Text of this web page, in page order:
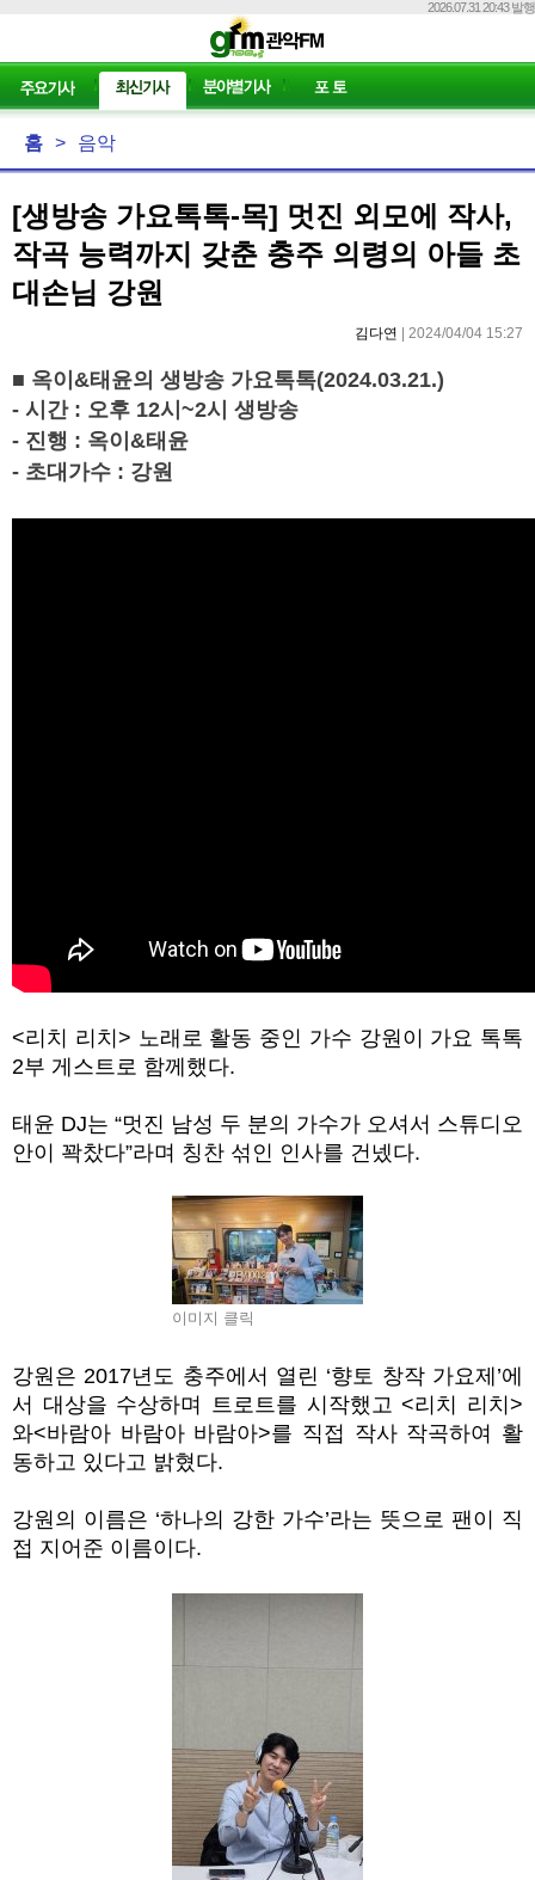
2026.07.31 20:43 발행
홈 > 음악
[생방송 가요톡톡-목] 멋진 외모에 작사,
작곡 능력까지 갖춘 충주 의령의 아들 초
대손님 강원
김다연 | 2024/04/04 15:27
■ 옥이 &태윤의 생방송 가요톡톡(2024.03.21.)
- 시간 : 오후 12시 ~2시 생방송
- 진행 : 옥이 &태윤
- 초대가수 : 강원
<리치 리치 > 노래로 활동 중인 가수 강원이 가요 톡톡
2부 게스트로 함께했다.
태윤 DJ는 “멋진 남성 두 분의 가수가 오셔서 스튜디오
안이 꽉찼다”라며 칭찬 섞인 인사를 건넸다.
이미지 클릭
강원은2017년도 충주에서 열린 ‘향토 창작 가요제 ’에
서 대상을 수상하며 트로트를 시작했고<리치 리치>
와<바람아 바람아 바람아>를 직접 작사 작곡하여 활
동하고 있다고 밝혔다.
강원의 이름은 ‘하나의 강한 가수’라는 뜻으로 팬이 직
접 지어준 이름이다.